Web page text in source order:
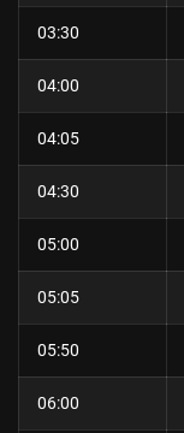
03:30
04:00
04:05
04:30
05:00
05:05
05:50
06:00